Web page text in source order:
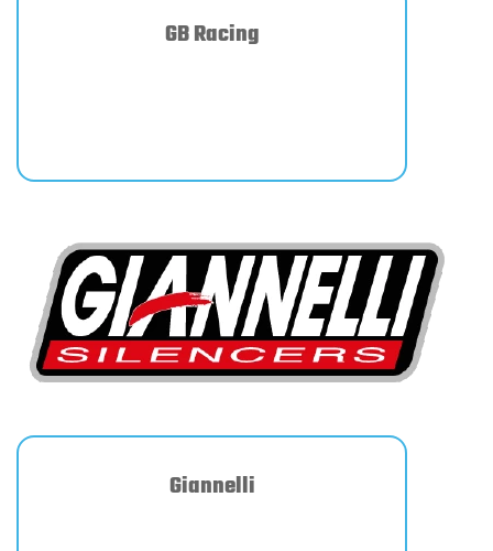
GB Racing
Giannelli